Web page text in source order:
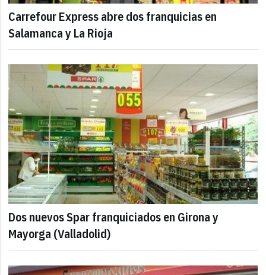
Carrefour Express abre dos franquicias en
Salamanca y La Rioja
Dos nuevos Spar franquiciados en Girona y
Mayorga (Valladolid)